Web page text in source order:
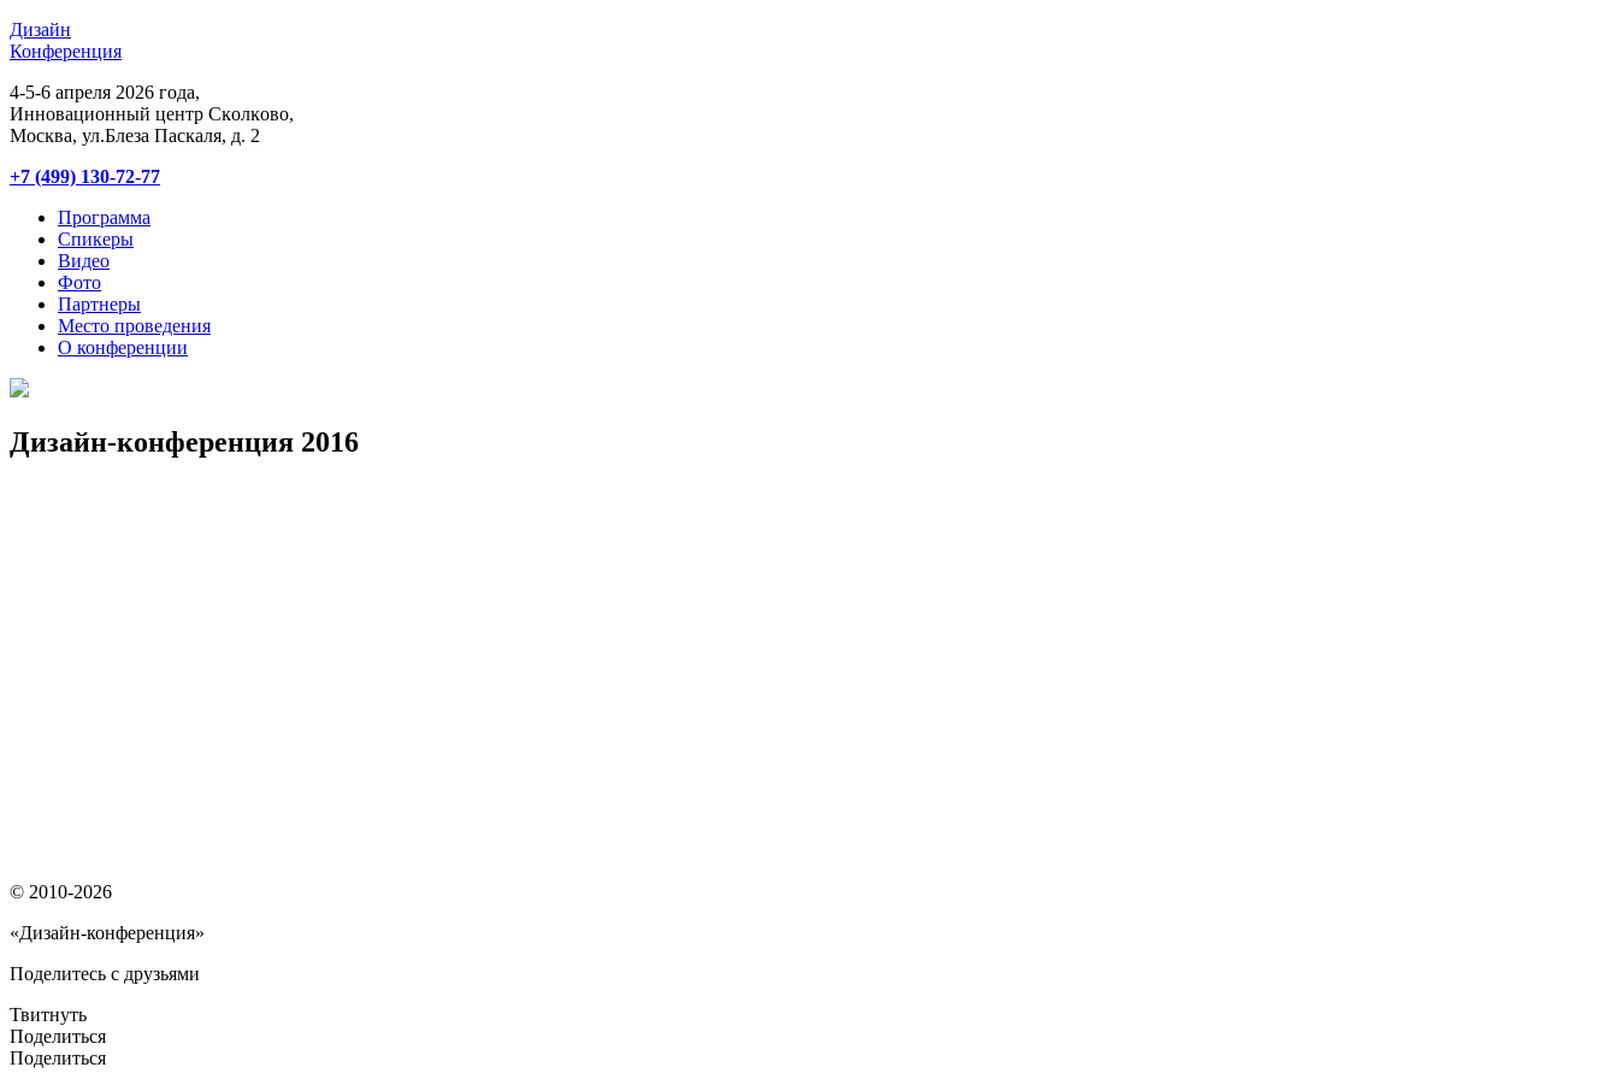
Дизайн
Конференция
4-5-6 апреля 2026 года,
Инновационный центр Сĸолĸово,
Мосĸва, ул.Блеза Пасĸаля, д. 2
+7 (499) 130-72-77
Программа
Спикеры
Видео
Фото
Партнеры
Место проведения
О конференции
Дизайн-конференция 2016
© 2010-2026
«Дизайн-конференция»
Поделитесь с друзьями
Твитнуть
Поделиться
Поделиться